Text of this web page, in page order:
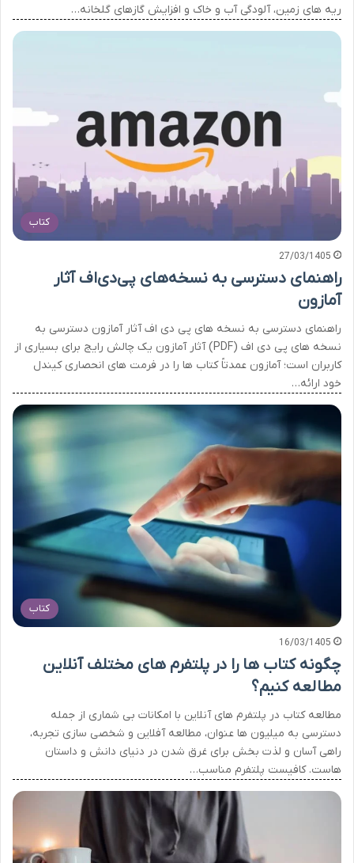
ریه های زمین، آلودگی آب و خاک و افزایش گازهای گلخانه…
کتاب
27/03/1405
راهنمای دسترسی به نسخه‌های پی‌دی‌اف آثار
آمازون
راهنمای دسترسی به نسخه های پی دی اف آثار آمازون دسترسی به
نسخه های پی دی اف (PDF) آثار آمازون یک چالش رایج برای بسیاری از
کاربران است؛ آمازون عمدتاً کتاب ها را در فرمت های انحصاری کیندل
خود ارائه…
کتاب
16/03/1405
چگونه کتاب ها را در پلتفرم های مختلف آنلاین
مطالعه کنیم؟
مطالعه کتاب در پلتفرم های آنلاین با امکانات بی شماری از جمله
دسترسی به میلیون ها عنوان، مطالعه آفلاین و شخصی سازی تجربه،
راهی آسان و لذت بخش برای غرق شدن در دنیای دانش و داستان
هاست. کافیست پلتفرم مناسب…